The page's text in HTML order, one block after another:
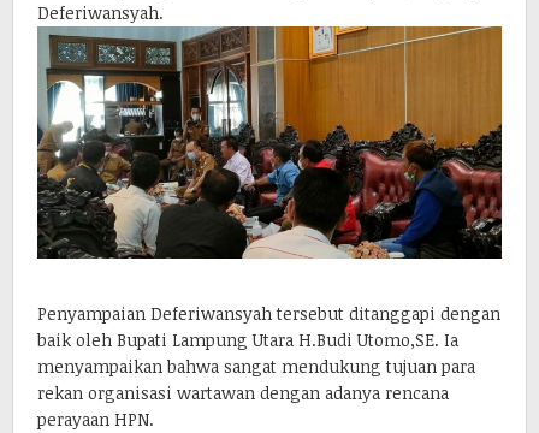
Deferiwansyah.
Penyampaian Deferiwansyah tersebut ditanggapi dengan
baik oleh Bupati Lampung Utara H.Budi Utomo,SE. Ia
menyampaikan bahwa sangat mendukung tujuan para
rekan organisasi wartawan dengan adanya rencana
perayaan HPN.